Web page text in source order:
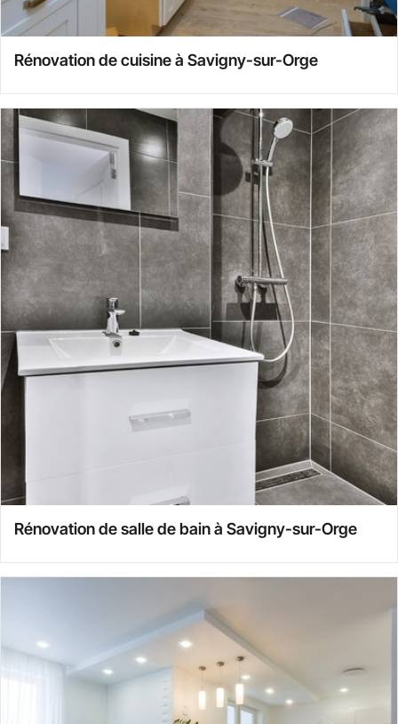
Rénovation de cuisine à Savigny-sur-Orge
Rénovation de salle de bain à Savigny-sur-Orge